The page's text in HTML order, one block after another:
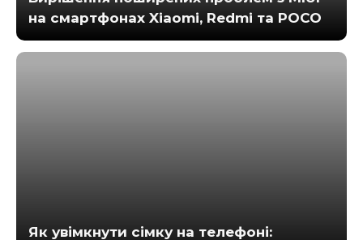
на смартфонах Xiaomi, Redmi та POCO
Як увімкнути сімку на телефоні: